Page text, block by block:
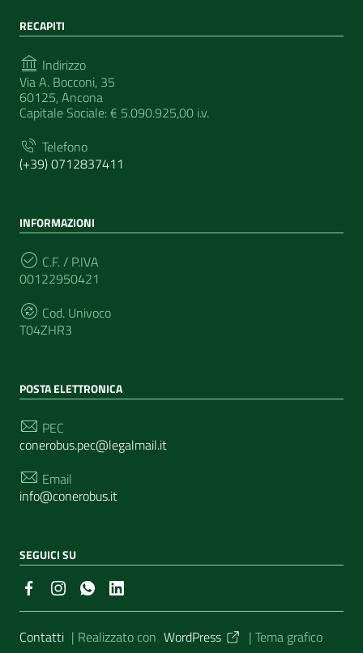
RECAPITI
Indirizzo
Via A. Bocconi, 35
60125, Ancona
Capitale Sociale: € 5.090.925,00 i.v.
Telefono
(+39) 0712837411
INFORMAZIONI
C.F. / P.IVA
00122950421
Cod. Univoco
T04ZHR3
POSTA ELETTRONICA
PEC
conerobus.pec@legalmail.it
Email
info@conerobus.it
SEGUICI SU
Sezione Link Utili
Contatti | Realizzato con WordPress | Tema grafico